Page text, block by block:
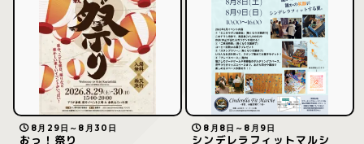
8月29日～8月30日
おっ！祭り
8月8日～8月9日
シンデレラフィットマルシ